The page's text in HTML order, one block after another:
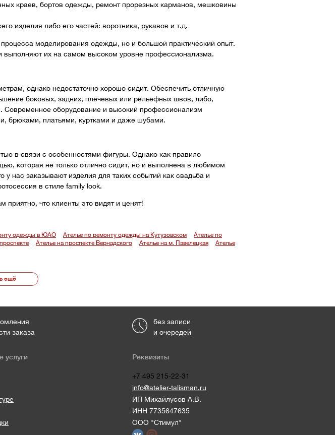
краев, бортов одежды, ремонт прорезных карманов, мешковины
изделия либо его частей: воротника, рукавов и т.д.
моделирования одежды, но и большой практический опыт.
выполняют их на самом высоком уровне профессионализма.
однако недостаточно хорошо сидит. Обеспечить отличную
боковых, задних, плечевых или рельефных швов, либо,
Современное оборудование и высокий профессионализм
брюками, платьями, куртками и даже шубами.
в связи с особенностями фигуры. Однако как правило
которая не только отлично сидит, но и выполнена в любимом
нас заказывают изделия для таких событий как свадьба и
в стиле family look.
что клиенты это видят и ценят!
одежды в ЮАО Ателье по ремонту одежды на Кутузовском
Ателье по
Ателье на проспекте Вернадского Ателье на м. Павелецкая
Ателье
ещё
заказа
услуги
без записи
и очередей
Реквизиты
+7 495 215-22-31
info@atelier-talisman.ru
ИП Михайлусов А.В.
ИНН 7735647635
ООО "Стимул"